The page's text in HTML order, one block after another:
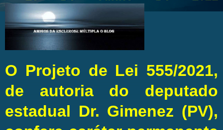
O Projeto de Lei 555/2021,
de autoria do deputado
estadual Dr. Gimenez (PV),